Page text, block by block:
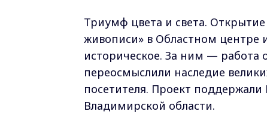
Триумф цвета и света.
живописи» в Областном центре
историческое. За ним —
переосмыслили наследие
посетителя. Проект
Владимирской области.